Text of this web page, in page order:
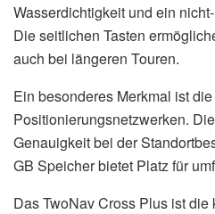
Wasserdichtigkeit und ein
Die seitlichen Tasten
auch bei längeren Touren.
Ein besonderes Merkmal ist
Positionierungsnetzwerken.
Genauigkeit bei der
GB Speicher bietet Platz für
Das TwoNav Cross Plus ist